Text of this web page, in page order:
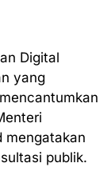
Digital
yang
mengatakan
publik.